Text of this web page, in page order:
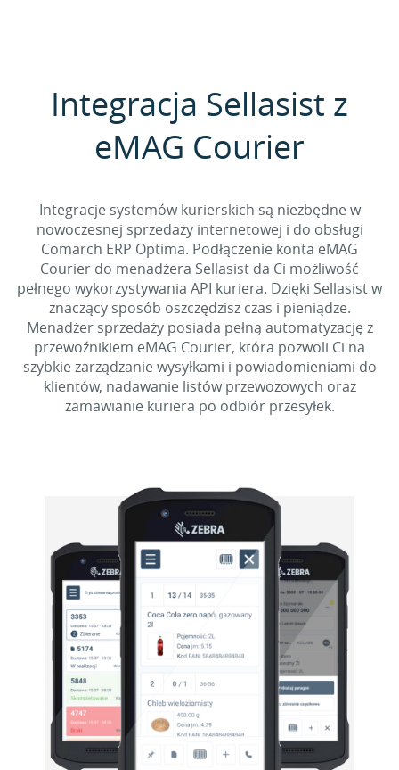
Integracja Sellasist z
eMAG Courier
Integracje systemów kurierskich są niezbędne w
nowoczesnej sprzedaży internetowej i do obsługi
Comarch ERP Optima. Podłączenie konta eMAG
Courier do menadżera Sellasist da Ci możliwość
pełnego wykorzystywania API kuriera. Dzięki Sellasist w
znaczący sposób oszczędzisz czas i pieniądze.
Menadżer sprzedaży posiada pełną automatyzację z
przewoźnikiem eMAG Courier, która pozwoli Ci na
szybkie zarządzanie wysyłkami i powiadomieniami do
klientów, nadawanie listów przewozowych oraz
zamawianie kuriera po odbiór przesyłek.